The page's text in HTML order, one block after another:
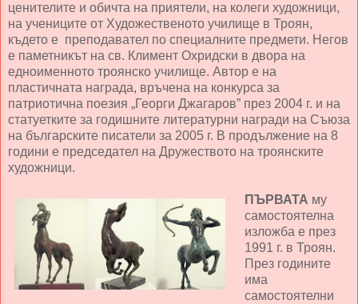
ценителите и обичта на приятели, на колеги художници,
на учениците от Художественото училище в Троян,
където е преподавател по специалните предмети. Негов
е паметникът на св. Климент Охридски в двора на
едноименното троянско училище. Автор е на
пластичната награда, връчена на конкурса за
патриотична поезия „Георги Джагаров” през 2004 г. и на
статуетките за годишните литературни награди на Съюза
на българските писатели за 2005 г. В продължение на 8
години е председател на Дружеството на троянските
художници.
ПЪРВАТА му
самостоятелна
изложба е през
1991 г. в Троян.
През годините
има
самостоятелни